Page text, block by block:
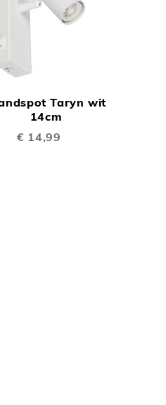
Taryn wit
14cm
€ 14,99